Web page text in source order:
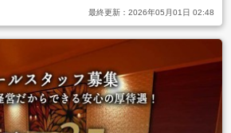
最終更新： 2026年05月01日 02:48